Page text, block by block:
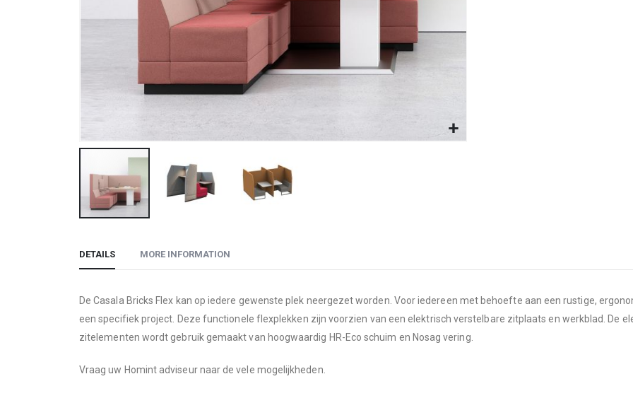
the
of
images
DETAILS
De Casala Bricks Flex kan op iedere gewenste plek neergezet worden. Voor iedereen met behoefte aan een rustige,
een specifiek project. Deze functionele flexplekken zijn voorzien van een elektrisch verstelbare zitplaats en werkblad. De
zitelementen wordt gebruik gemaakt van hoogwaardig HR-Eco schuim en Nosag vering.
Vraag uw Homint adviseur naar de vele mogelijkheden.
MORE INFORMATION